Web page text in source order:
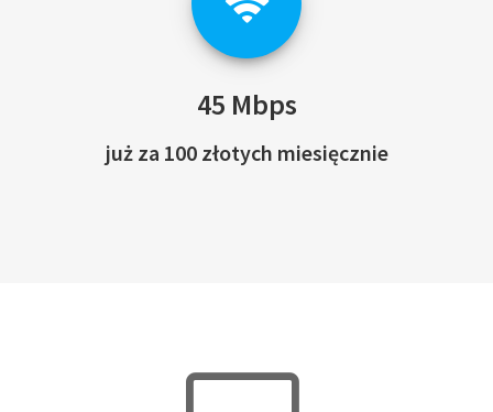
45 Mbps
już za 100 złotych miesięcznie